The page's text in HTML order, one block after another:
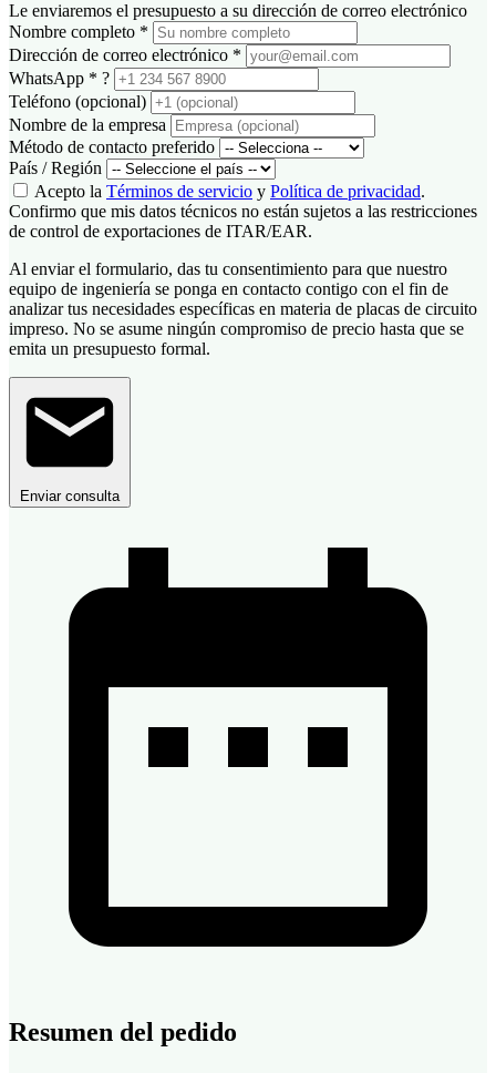
Le enviaremos el presupuesto a su dirección de correo electrónico
Nombre completo *
Dirección de correo electrónico *
WhatsApp * ?
Teléfono (opcional)
Nombre de la empresa
Método de contacto preferido
País / Región
Acepto la Términos de servicio y Política de privacidad.
Confirmo que mis datos técnicos no están sujetos a las restricciones
de control de exportaciones de ITAR/EAR.
Al enviar el formulario, das tu consentimiento para que nuestro
equipo de ingeniería se ponga en contacto contigo con el fin de
analizar tus necesidades específicas en materia de placas de circuito
impreso. No se asume ningún compromiso de precio hasta que se
emita un presupuesto formal.
Enviar consulta
Resumen del pedido